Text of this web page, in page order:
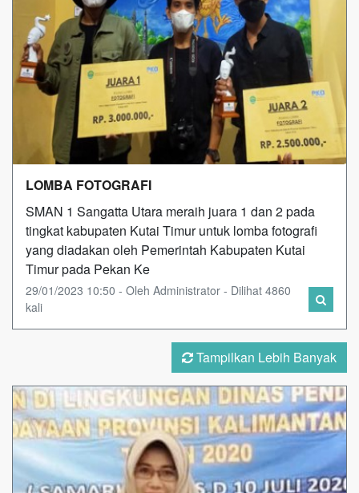
LOMBA FOTOGRAFI
SMAN 1 Sangatta Utara meraih juara 1 dan 2 pada
tingkat kabupaten Kutai Timur untuk lomba fotografi
yang diadakan oleh Pemerintah Kabupaten Kutai
Timur pada Pekan Ke
29/01/2023 10:50 - Oleh Administrator - Dilihat 4860
kali
Tampilkan Lebih Banyak